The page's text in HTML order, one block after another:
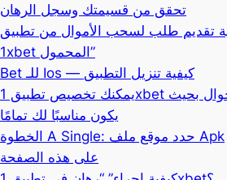
تحقق من قسيمتك وسجل الرهان
تقديم طلب لسحب الأموال من تطبيق
1xbet المحمول”
Bet للـ Ios — كيفية تنزيل التطبيق
يمكنك تخصيص تطبيق 1хbet للجوال بحيث
يكون مناسبًا لك تمامًا
الخطوة A Single: حدد موقع ملف Apk
على هذه الصفحة